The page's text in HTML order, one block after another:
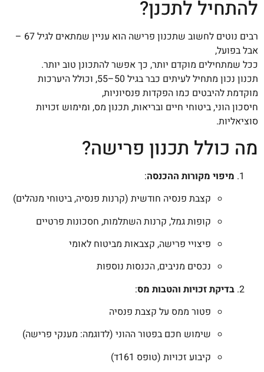
להתחיל לתכנן?
רבים נוטים לחשוב שתכנון פרישה הוא עניין שמתאים לגיל 67 –
אבל בפועל,
ככל שמתחילים מוקדם יותר, כך אפשר להתכונן טוב יותר.
תכנון נכון מתחיל לעיתים כבר בגיל 50–55, וכולל היערכות
מוקדמת להיבטים כמו הפקדות פנסיוניות,
חיסכון הוני, ביטוחי חיים ובריאות, תכנון מס, ומימוש זכויות
סוציאליות.
מה כולל תכנון פרישה?
מיפוי מקורות ההכנסה:
קצבת פנסיה חודשית (קרנות פנסיה, ביטוחי מנהלים)
קופות גמל, קרנות השתלמות, חסכונות פרטיים
פיצויי פרישה, קצבאות מביטוח לאומי
נכסים מניבים, הכנסות נוספות
בדיקת זכויות והטבות מס:
פטור ממס על קצבת פנסיה
שימוש חכם בפטור ההוני (לדוגמה: מענקי פרישה)
קיבוע זכויות (טופס 161ד)